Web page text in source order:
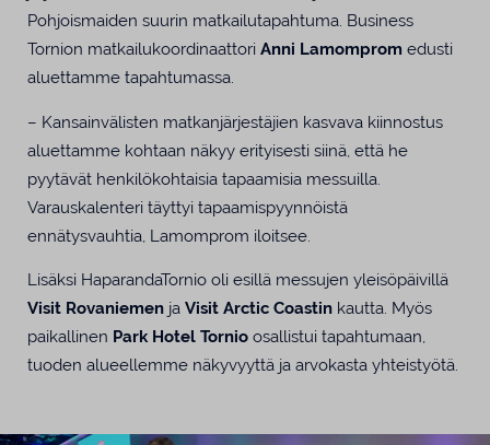
Pohjoismaiden suurin matkailutapahtuma. Business
Tornion matkailukoordinaattori Anni Lamomprom edusti
aluettamme tapahtumassa.
– Kansainvälisten matkanjärjestäjien kasvava kiinnostus
aluettamme kohtaan näkyy erityisesti siinä, että he
pyytävät henkilökohtaisia tapaamisia messuilla.
Varauskalenteri täyttyi tapaamispyynnöistä
ennätysvauhtia, Lamomprom iloitsee.
Lisäksi HaparandaTornio oli esillä messujen yleisöpäivillä
Visit Rovaniemen ja Visit Arctic Coastin kautta. Myös
paikallinen Park Hotel Tornio osallistui tapahtumaan,
tuoden alueellemme näkyvyyttä ja arvokasta yhteistyötä.